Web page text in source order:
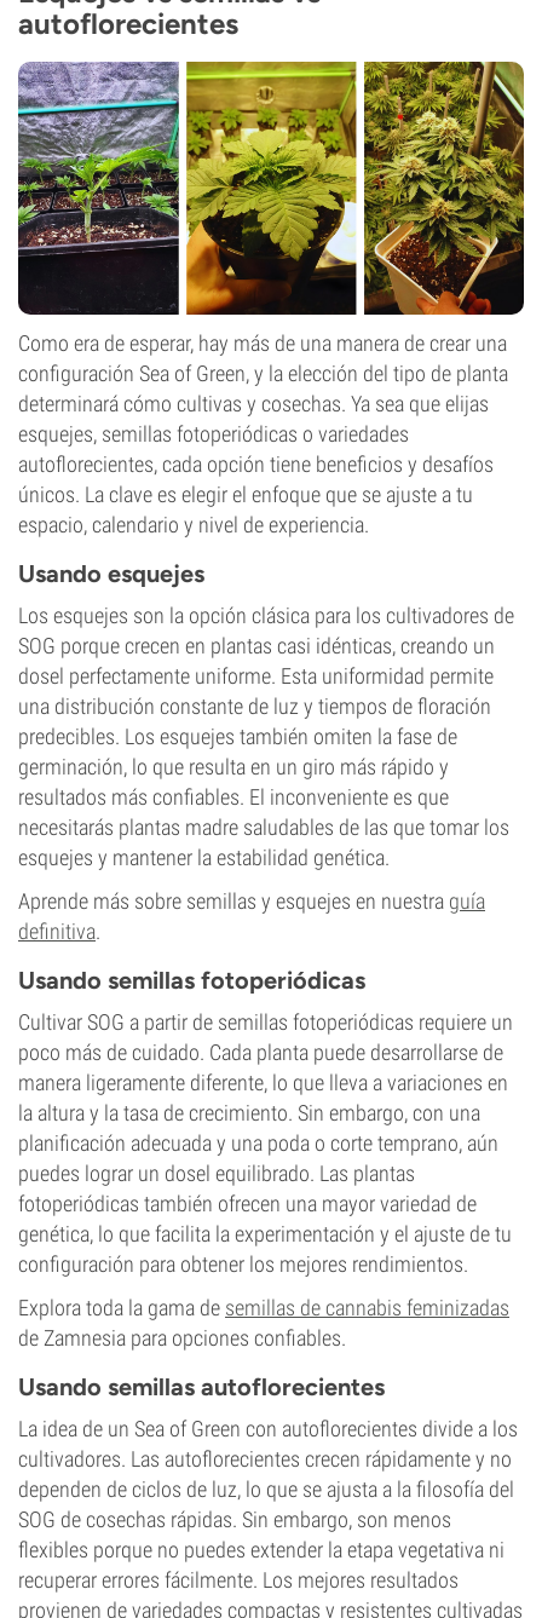
autoflorecientes
Como era de esperar, hay más de una manera de crear una
configuración Sea of Green, y la elección del tipo de planta
determinará cómo cultivas y cosechas. Ya sea que elijas
esquejes, semillas fotoperiódicas o variedades
autoflorecientes, cada opción tiene beneficios y desafíos
únicos. La clave es elegir el enfoque que se ajuste a tu
espacio, calendario y nivel de experiencia.
Usando esquejes
Los esquejes son la opción clásica para los cultivadores de
SOG porque crecen en plantas casi idénticas, creando un
dosel perfectamente uniforme. Esta uniformidad permite
una distribución constante de luz y tiempos de floración
predecibles. Los esquejes también omiten la fase de
germinación, lo que resulta en un giro más rápido y
resultados más confiables. El inconveniente es que
necesitarás plantas madre saludables de las que tomar los
esquejes y mantener la estabilidad genética.
Aprende más sobre semillas y esquejes en nuestra guía
definitiva.
Usando semillas fotoperiódicas
Cultivar SOG a partir de semillas fotoperiódicas requiere un
poco más de cuidado. Cada planta puede desarrollarse de
manera ligeramente diferente, lo que lleva a variaciones en
la altura y la tasa de crecimiento. Sin embargo, con una
planificación adecuada y una poda o corte temprano, aún
puedes lograr un dosel equilibrado. Las plantas
fotoperiódicas también ofrecen una mayor variedad de
genética, lo que facilita la experimentación y el ajuste de tu
configuración para obtener los mejores rendimientos.
Explora toda la gama de semillas de cannabis feminizadas
de Zamnesia para opciones confiables.
Usando semillas autoflorecientes
La idea de un Sea of Green con autoflorecientes divide a los
cultivadores. Las autoflorecientes crecen rápidamente y no
dependen de ciclos de luz, lo que se ajusta a la filosofía del
SOG de cosechas rápidas. Sin embargo, son menos
flexibles porque no puedes extender la etapa vegetativa ni
recuperar errores fácilmente. Los mejores resultados
provienen de variedades compactas y resistentes cultivadas